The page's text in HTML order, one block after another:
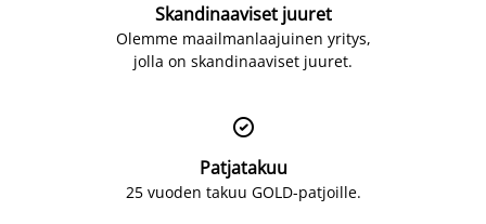
Skandinaaviset juuret
Olemme maailmanlaajuinen yritys,
jolla on skandinaaviset juuret.

Patjatakuu
25 vuoden takuu GOLD-patjoille.